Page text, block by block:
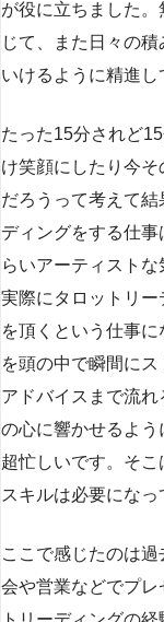
が役に立ちました
じて、また日々の
いけるように精進し
たった15分されど
け笑顔にしたり今
だろうって考えて
ディングをする仕事
らいアーティストな
実際にタロットリ
を頂くという仕事
を頭の中で瞬間に
アドバイスまで流
の心に響かせるよ
超忙しいです。そ
スキルは必要になっ
ここで感じたのは
会や営業などでプ